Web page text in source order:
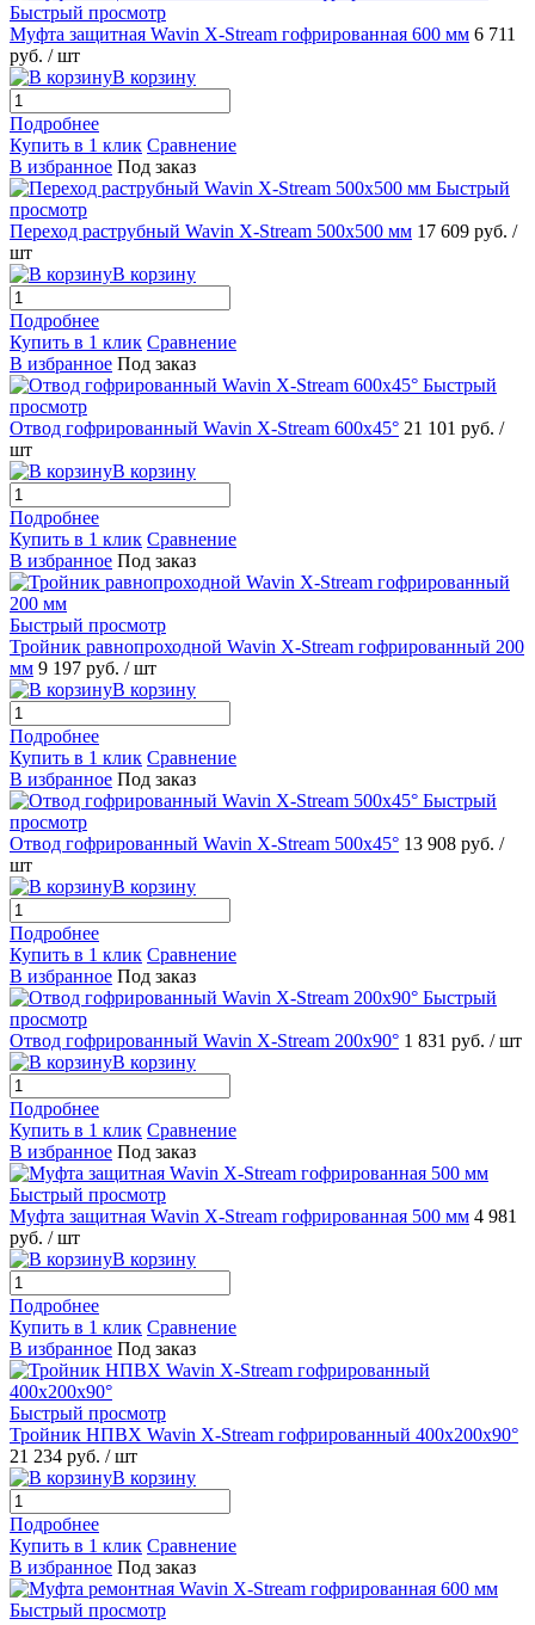
Быстрый просмотр
Муфта защитная Wavin X-Stream гофрированная 600 мм 6 711
руб. / шт
В корзину
Подробнее
Купить в 1 клик Сравнение
В избранное Под заказ
Быстрый
просмотр
Переход раструбный Wavin X-Stream 500х500 мм 17 609 руб. /
шт
В корзину
Подробнее
Купить в 1 клик Сравнение
В избранное Под заказ
Быстрый
просмотр
Отвод гофрированный Wavin X-Stream 600х45° 21 101 руб. /
шт
В корзину
Подробнее
Купить в 1 клик Сравнение
В избранное Под заказ
Быстрый просмотр
Тройник равнопроходной Wavin X-Stream гофрированный 200
мм 9 197 руб. / шт
В корзину
Подробнее
Купить в 1 клик Сравнение
В избранное Под заказ
Быстрый
просмотр
Отвод гофрированный Wavin X-Stream 500х45° 13 908 руб. /
шт
В корзину
Подробнее
Купить в 1 клик Сравнение
В избранное Под заказ
Быстрый
просмотр
Отвод гофрированный Wavin X-Stream 200х90° 1 831 руб. / шт
В корзину
Подробнее
Купить в 1 клик Сравнение
В избранное Под заказ
Быстрый просмотр
Муфта защитная Wavin X-Stream гофрированная 500 мм 4 981
руб. / шт
В корзину
Подробнее
Купить в 1 клик Сравнение
В избранное Под заказ
Быстрый просмотр
Тройник НПВХ Wavin X-Stream гофрированный 400х200х90°
21 234 руб. / шт
В корзину
Подробнее
Купить в 1 клик Сравнение
В избранное Под заказ
Быстрый просмотр